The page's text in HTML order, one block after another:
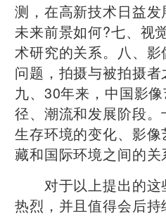
测，在高新技术日益
未来前景如何?七、视
术研究的关系。八、
问题，拍摄与被拍摄者
九、30年来，中国影
径、潮流和发展阶段
生存环境的变化、影
藏和国际环境之间的关
对于以上提出的这
热烈，并且值得会后